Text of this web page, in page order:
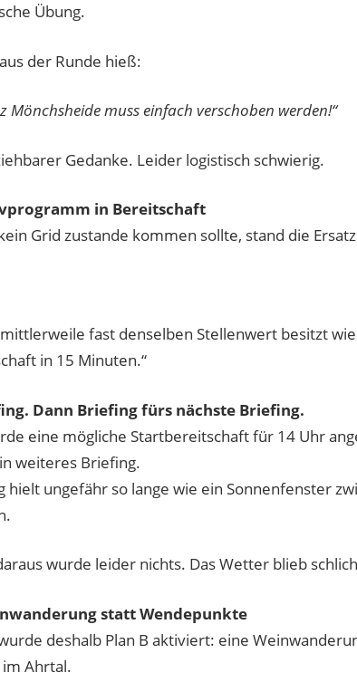
Übung.
der Runde hieß:
Mönchsheide muss einfach verschoben werden!“
Gedanke. Leider logistisch schwierig.
in Bereitschaft
Grid zustande kommen sollte, stand die
mittlerweile fast denselben Stellenwert besitzt
in 15 Minuten.“
Dann Briefing fürs nächste Briefing.
eine mögliche Startbereitschaft für 14 Uhr
weiteres Briefing.
hielt ungefähr so lange wie ein Sonnenfenster
wurde leider nichts. Das Wetter blieb
statt Wendepunkte
deshalb Plan B aktiviert: eine
Ahrtal.